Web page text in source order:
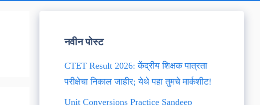
नवीन पोस्ट
CTET Result 2026: केंद्रीय शिक्षक पात्रता
परीक्षेचा निकाल जाहीर; येथे पहा तुमचे मार्कशीट!
Unit Conversions Practice Sandeep